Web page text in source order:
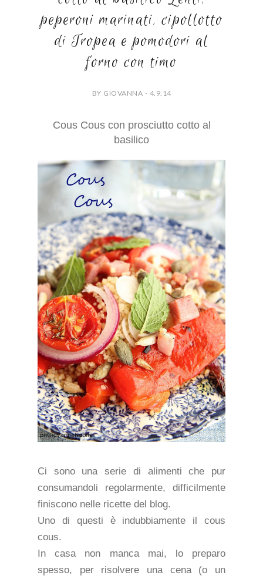
peperoni marinati, cipollotto
di Tropea e pomodori al
forno con timo
BY GIOVANNA - 4.9.14
Cous Cous con prosciutto cotto al
basilico
Ci sono una serie di alimenti che pur
consumandoli regolarmente, difficilmente
finiscono nelle ricette del blog.
Uno di questi è indubbiamente il cous
cous.
In casa non manca mai, lo preparo
spesso, per risolvere una cena (o un